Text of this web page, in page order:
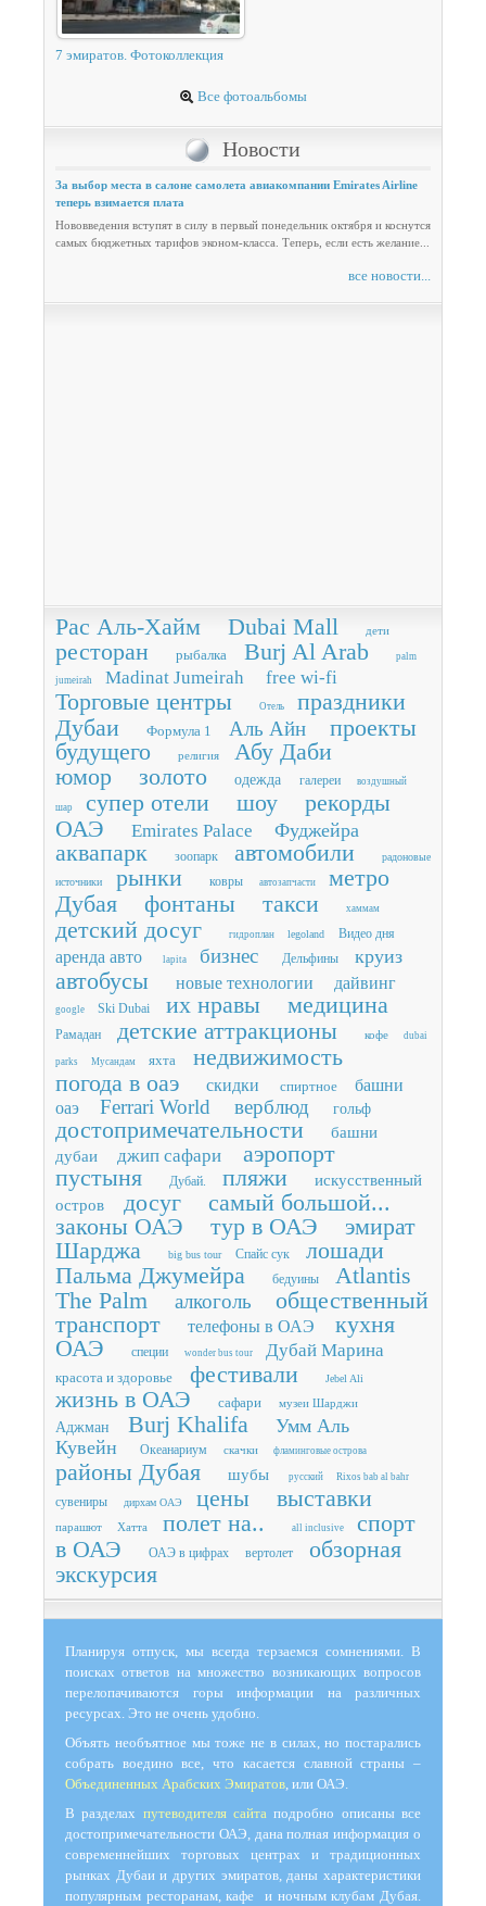
7 эмиратов. Фотоколлекция
Все фотоальбомы
Новости
За выбор места в салоне самолета авиакомпании Emirates Airline
теперь взимается плата
Нововведения вступят в силу в первый понедельник октября и коснутся
самых бюджетных тарифов эконом-класса. Теперь, если есть желание...
все новости...
Рас Аль-Хайм Dubai Mall дети
ресторан рыбалка Burj Al Arab palm
jumeirah Madinat Jumeirah free wi-fi
Торговые центры Отель
праздники
Дубаи
Формула 1 Аль Айн
проекты
будущего
религия
Абу Даби
юмор
золото одежда галереи воздушный
шар супер отели шоу
рекорды
ОАЭ
Emirates Palace Фуджейра
аквапарк зоопарк автомобили радоновые
источники рынки ковры автозапчасти
метро
Дубая
фонтаны такси хаммам
детский досуг гидроплан legoland Видео дня
аренда авто lapita бизнес Дельфины круиз
автобусы новые технологии дайвинг
google Ski Dubai их нравы медицина
Рамадан детские аттракционы кофе dubai
parks Мусандам яхта
недвижимость
погода в оаэ
скидки спиртное
башни
оаэ
Ferrari World верблюд гольф
достопримечательности
башни
дубаи
джип сафари
аэропорт
пустыня
Дубай. пляжи
искусственный
остров
досуг
самый большой...
законы ОАЭ
тур в ОАЭ
эмират
Шарджа
big bus tour Спайс сук
лошади
Пальма Джумейра
бедуины
Atlantis
The Palm
алкоголь
общественный
транспорт
телефоны в ОАЭ
кухня
ОАЭ
специи wonder bus tour Дубай Марина
красота и здоровье фестивали Jebel Ali
жизнь в ОАЭ сафари музеи Шарджи
Аджман Burj Khalifa
Умм Аль
Кувейн
Океанариум скачки фламинговые острова
районы Дубая шубы русский Rixos bab al bahr
сувениры дирхам ОАЭ цены выставки
парашют Хатта полет на.. all inclusive
спорт
в ОАЭ
ОАЭ в цифрах вертолет
обзорная
экскурсия
Планируя отпуск, мы всегда терзаемся сомнениями. В
поисках ответов на множество возникающих вопросов
перелопачиваются горы информации на различных
ресурсах. Это не очень удобно.
Объять необъятное мы тоже не в силах, но постарались
собрать воедино все, что касается славной страны –
Объединенных Арабских Эмиратов , или ОАЭ.
В разделах путеводителя сайта подробно описаны все
достопримечательности ОАЭ, дана полная информация о
современнейших торговых центрах и традиционных
рынках Дубаи и других эмиратов, даны характеристики
популярным ресторанам, кафе и ночным клубам Дубая.